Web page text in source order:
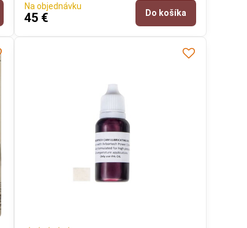
Na objednávku
45 € Do košíka